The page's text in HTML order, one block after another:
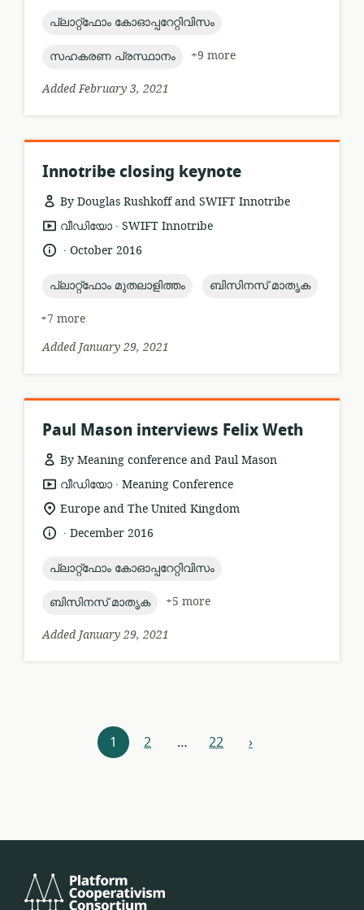
topic:
പ്ലാറ്റ്ഫോം കോഓപ്പറേറ്റിവിസം
topic:
സഹകരണ പ്രസ്ഥാനം
+9 more
Added February 3, 2021
Innotribe closing keynote
By Douglas Rushkoff and SWIFT Innotribe
resource
format:
വീഡിയോ .
publisher:
SWIFT Innotribe
language:
.
dateOctober 2016
topic:
പ്ലാറ്റ്ഫോം മുതലാളിത്തം topic:
ബിസിനസ് മാതൃക
+7 more
Added January 29, 2021
Paul Mason interviews Felix Weth
By Meaning conference and Paul Mason
resource
format:
വീഡിയോ .
publisher:
Meaning Conference
location
relevance:
Europe and The United Kingdom
language:
.
dateDecember 2016
topic:
പ്ലാറ്റ്ഫോം കോഓപ്പറേറ്റിവിസം
topic:
ബിസിനസ് മാതൃക
+5 more
Added January 29, 2021
Resources
navigation
1 2 … 22 next
›